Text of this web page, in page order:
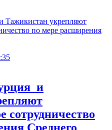
и
сотрудничество